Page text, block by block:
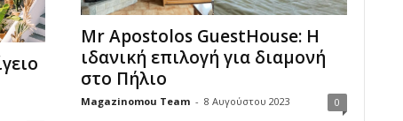
Mr Apostolos GuestHouse: Η
ιδανική επιλογή για διαμονή
στο Πήλιο
Magazinomou Team - 8 Αυγούστου 2023 0